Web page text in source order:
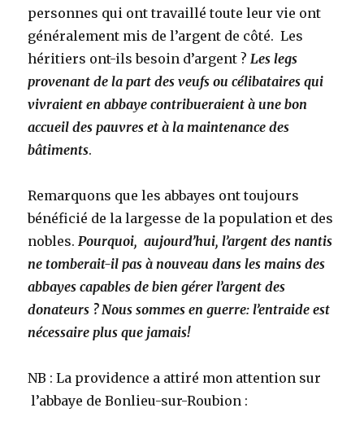
personnes qui ont travaillé toute leur vie ont
généralement mis de l’argent de côté. Les
héritiers ont-ils besoin d’argent ?Les legs
provenant de la part des veufs ou célibataires qui
vivraient en abbaye contribueraient à une bon
accueil des pauvres et à la maintenance des
bâtiments.
Remarquons que les abbayes ont toujours
bénéficié de la largesse de la population et des
nobles.Pourquoi, aujourd’hui, l’argent des nantis
ne tomberait-il pas à nouveau dans les mains des
abbayes capables de bien gérer l’argent des
donateurs ? Nous sommes en guerre: l’entraide est
nécessaire plus que jamais!
NB : La providence a attiré mon attention sur
l’abbaye de Bonlieu-sur-Roubion :